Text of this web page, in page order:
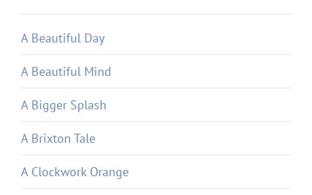
A Beautiful Day
A Beautiful Mind
A Bigger Splash
A Brixton Tale
A Clockwork Orange